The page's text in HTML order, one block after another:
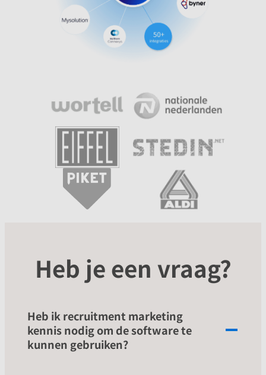
Heb je een vraag?
Heb ik recruitment marketing
kennis nodig om de software te
kunnen gebruiken?